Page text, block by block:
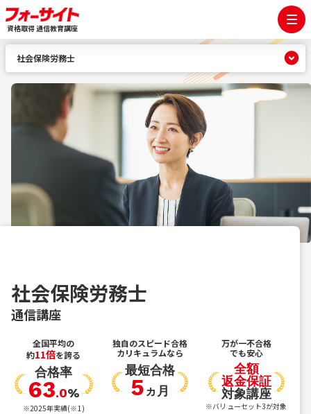
資格取得 通信教育講座
社会保険労務士
通信講座
全国平均の
約11倍を誇る
合格率
63.0%
※2025年実績(※1)
独自のスピード合格
カリキュラムなら
最短合格
5 ヵ月
万が一不合格
でも安心
全額
返金保証
対象講座
※バリューセット3が対象
社会保険労務士